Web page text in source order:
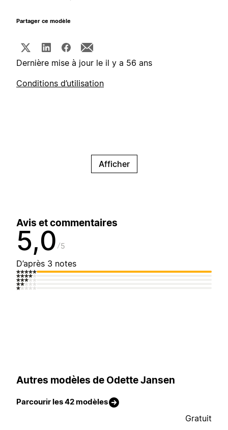
Partager ce modèle
Dernière mise à jour le il y a 56 ans
Conditions d’utilisation
Afficher
Avis et commentaires
5,0 5
D’après 3 notes
Autres modèles de Odette Jansen
Parcourir les 42 modèles
Gratuit